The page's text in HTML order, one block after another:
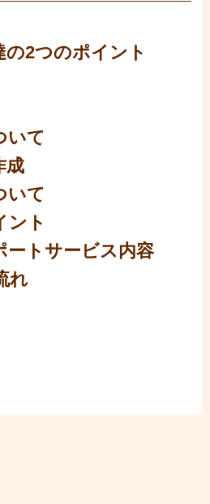
の2つのポイント
いて
成
いて
ント
ートサービス内容
れ